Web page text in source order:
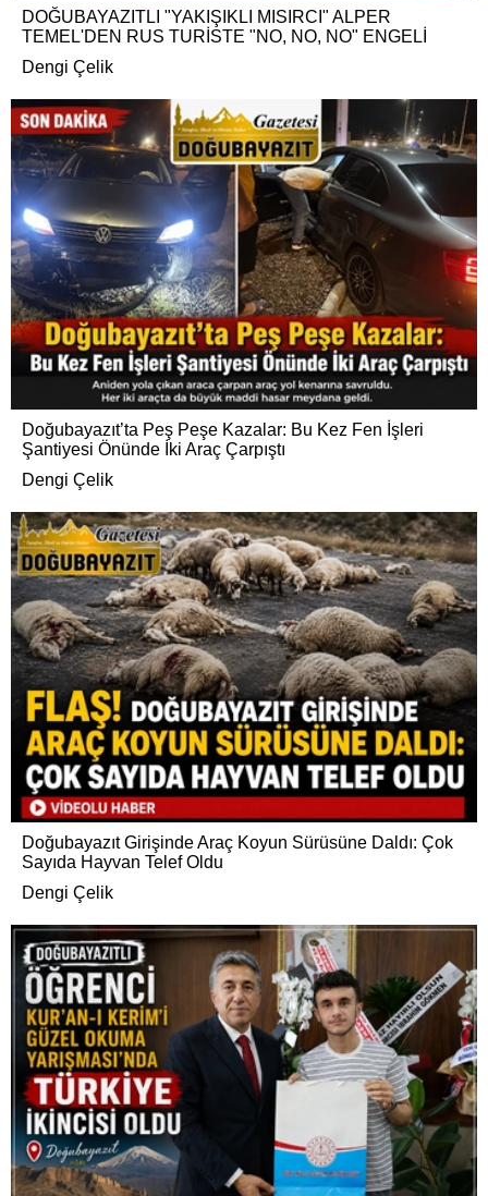
DOĞUBAYAZITLI "YAKIŞIKLI MISIRCI" ALPER
TEMEL'DEN RUS TURİSTE "NO, NO, NO" ENGELİ
Dengi Çelik
Doğubayazıt’ta Peş Peşe Kazalar: Bu Kez Fen İşleri
Şantiyesi Önünde İki Araç Çarpıştı
Dengi Çelik
Doğubayazıt Girişinde Araç Koyun Sürüsüne Daldı: Çok
Sayıda Hayvan Telef Oldu
Dengi Çelik